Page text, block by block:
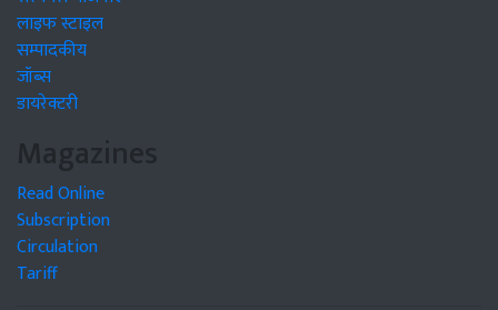
लाइफ स्टाइल
सम्पादकीय
जॉब्स
डायरेक्टरी
Magazines
Read Online
Subscription
Circulation
Tariff